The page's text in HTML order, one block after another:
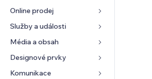
Reklamy
Mobilní zařízení
Analytika
Online prodej
Aplikace pro obchody
Doprava a doručení
Tlačítka pro prodej
Služby a události
Ubytování
Události
Restaurace
Média a obsah
Galerie
Hudba
Designové prvky
Mapy a navigace